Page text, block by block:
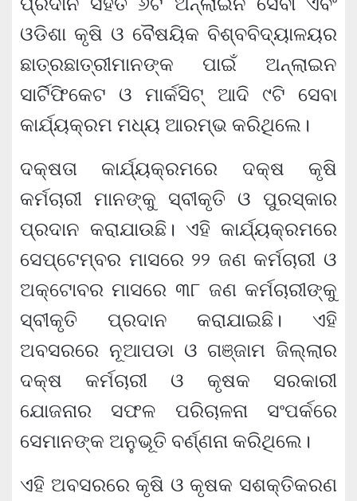
ଓଡିଶା କୃଷି ଓ ବୈଷୟିକ ବିଶ୍ବବିଦ୍ୟାଳୟର
ଛାତ୍ରଛାତ୍ରୀମାନଙ୍କ ପାଇଁ ଅନ୍‌ଲାଇନ
ସାର୍ଟିଫିକେଟ ଓ ମାର୍କସିଟ୍‌ ଆଦି ୯ଟି ସେବା
କାର୍ଯ୍ୟକ୍ରମ ମଧ୍ୟ ଆରମ୍ଭ କରିଥିଲେ।
ଦକ୍ଷତା କାର୍ଯ୍ୟକ୍ରମରେ ଦକ୍ଷ କୃଷି
କର୍ମଚାରୀ ମାନଙ୍କୁ ସ୍ବୀକୃତି ଓ ପୁରସ୍କାର
ପ୍ରଦାନ କରାଯାଉଛି। ଏହି କାର୍ଯ୍ୟକ୍ରମରେ
ସେପ୍ଟେମ୍ବର ମାସରେ ୨୨ ଜଣ କର୍ମଚାରୀ ଓ
ଅକ୍ଟୋବର ମାସରେ ୩୮ ଜଣ କର୍ମଚାରୀଙ୍କୁ
ସ୍ବୀକୃତି ପ୍ରଦାନ କରାଯାଇଛି। ଏହି
ଅବସରରେ ନୂଆପଡା ଓ ଗଞ୍ଜାମ ଜିଲ୍ଲାର
ଦକ୍ଷ କର୍ମଚାରୀ ଓ କୃଷକ ସରକାରୀ
ଯୋଜନାର ସଫଳ ପରିଚାଳନା ସଂପର୍କରେ
ସେମାନଙ୍କ ଅନୁଭୂତି ବର୍ଣ୍ଣନା କରିଥିଲେ।
ଏହି ଅବସରରେ କୃଷି ଓ କୃଷକ ସଶକ୍ତିକରଣ